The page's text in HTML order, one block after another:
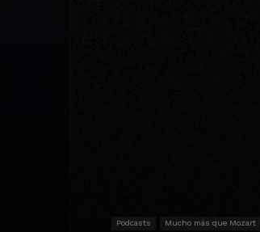
Podcasts Mucho más que Mozart